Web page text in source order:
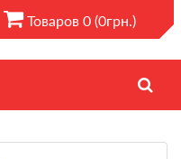
Товаров 0 (0грн.)